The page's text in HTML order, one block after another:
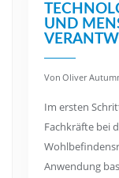
UND
Von Oliver
Im ersten
Fachkräfte bei
Anwendung